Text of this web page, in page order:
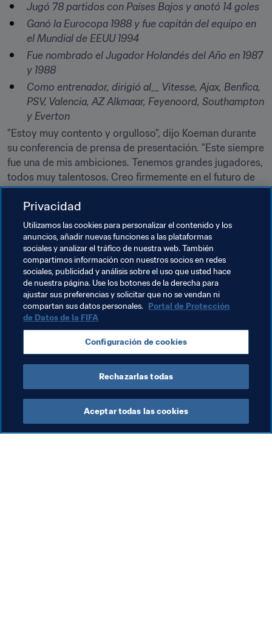
​Jugó 78 partidos con Países Bajos y anotó 14 goles
Ganó la Eurocopa 1988 y fue capitán del equipo en
el Mundial de EEUU 1994
Fue nombrado el Jugador Holandés del Año en 1987
y 1988
Como entrenador, dirigió al__ Vitesse, Ajax, Benfica,
PSV, Valencia, AZ Alkmaar, Feyenoord, Southampton
y Everton
"Estoy muy contento y orgulloso", dijo Koeman durante
su conferencia de prensa de presentación. "Este siempre
fue una de mis ambiciones. Tenemos grandes jugadores,
todos muy talentosos. Creo firmemente en el futuro de
esta selección. Si no lo creyera así, no habría aceptado
el trabajo".
Para el entrenador de 54 años, esta será su primera
experiencia al frente de una selección. Su última
experiencia a nivel clubes fue conducir sin buen suceso
los destinos del Everton de Inglaterra.
Su primer gran desafío será construir el equipo que
disputará la novel Liga de Naciones de la UEFA. Dentro
de la Liga A, comparte el Grupo 1 con la campeona
mundial Alemania y la subcampeona de Europa Francia.
Privacidad
Utilizamos las cookies para personalizar el contenido y los
anuncios, añadir nuevas funciones a las plataformas
sociales y analizar el tráfico de nuestra web. También
compartimos información con nuestros socios en redes
sociales, publicidad y análisis sobre el uso que usted hace
de nuestra página. Use los botones de la derecha para
ajustar sus preferencias y solicitar que no se vendan ni
compartan sus datos personales. Portal de Protección
de Datos de la FIFA
Configuración de cookies
Rechazarlas todas
Aceptar todas las cookies